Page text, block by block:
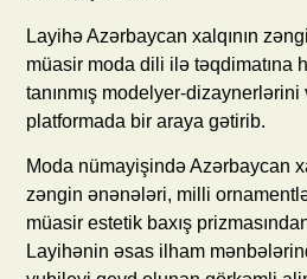
Layihə Azərbaycan xalqının
müasir moda dili ilə təqdimatına
tanınmış modelyer-dizaynerlərini
platformada bir araya gətirib.
Moda nümayişində Azərbaycan
zəngin ənənələri, milli
müasir estetik baxış
Layihənin əsas ilham